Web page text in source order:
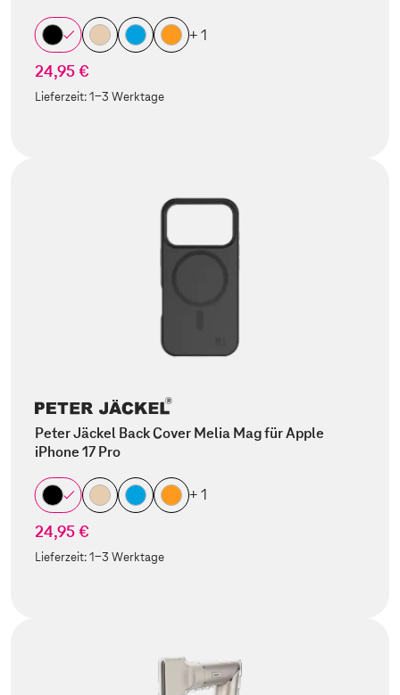
+ 1
24,95 €
Lieferzeit:1-3 Werktage
Peter Jäckel Back Cover Melia Mag für Apple
iPhone 17 Pro
+ 1
24,95 €
Lieferzeit:1-3 Werktage